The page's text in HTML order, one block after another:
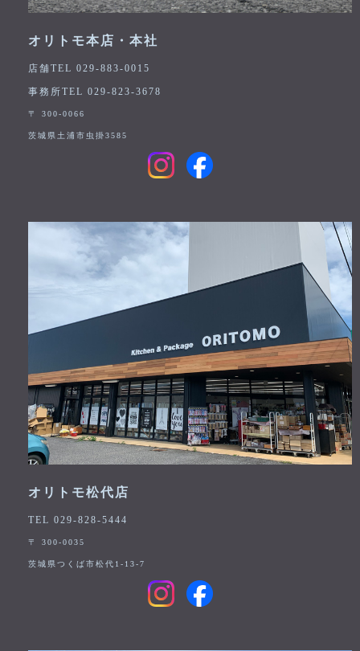
オリトモ本店・本社
店舗TEL 029-883-0015
事務所TEL 029-823-3678
〒 300-0066
茨城県土浦市虫掛3585
オリトモ松代店
TEL 029-828-5444
〒 300-0035
茨城県つくば市松代1-13-7